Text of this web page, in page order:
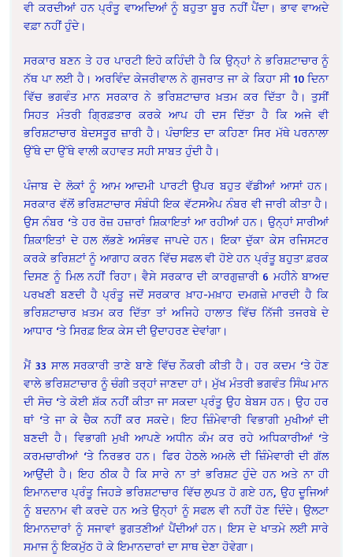
ਵੀ ਕਰਦੀਆਂ ਹਨ ਪ੍ਰੰਤੂ ਵਾਅਦਿਆਂ ਨੂੰ ਬਹੁਤਾ ਬੂਰ ਨਹੀਂ ਪੈਂਦਾ। ਭਾਵ ਵਾਅਦੇ
ਵਫ਼ਾ ਨਹੀਂ ਹੁੰਦੇ।
ਸਰਕਾਰ ਬਣਨ ਤੇ ਹਰ ਪਾਰਟੀ ਇਹੋ ਕਹਿੰਦੀ ਹੈ ਕਿ ਉਨ੍ਹਾਂ ਨੇ ਭਰਿਸ਼ਟਾਚਾਰ ਨੂੰ
ਨੱਥ ਪਾ ਲਈ ਹੈ। ਅਰਵਿੰਦ ਕੇਜਰੀਵਾਲ ਨੇ ਗੁਜਰਾਤ ਜਾ ਕੇ ਕਿਹਾ ਸੀ 10 ਦਿਨਾ
ਵਿੱਚ ਭਗਵੰਤ ਮਾਨ ਸਰਕਾਰ ਨੇ ਭਰਿਸ਼ਟਾਚਾਰ ਖ਼ਤਮ ਕਰ ਦਿੱਤਾ ਹੈ। ਤੁਸੀਂ
ਸਿਹਤ ਮੰਤਰੀ ਗ੍ਰਿਫ਼ਤਾਰ ਕਰਕੇ ਆਪ ਹੀ ਦਸ ਦਿੱਤਾ ਹੈ ਕਿ ਅਜੇ ਵੀ
ਭਰਿਸ਼ਟਾਚਾਰ ਬੇਦਸਤੂਰ ਜ਼ਾਰੀ ਹੈ। ਪੰਚਾਇਤ ਦਾ ਕਹਿਣਾ ਸਿਰ ਮੱਥੇ ਪਰਨਾਲਾ
ਉੱਥੇ ਦਾ ਉੱਥੇ ਵਾਲੀ ਕਹਾਵਤ ਸਹੀ ਸਾਬਤ ਹੁੰਦੀ ਹੈ।
ਪੰਜਾਬ ਦੇ ਲੋਕਾਂ ਨੂੰ ਆਮ ਆਦਮੀ ਪਾਰਟੀ ਉਪਰ ਬਹੁਤ ਵੱਡੀਆਂ ਆਸਾਂ ਹਨ।
ਸਰਕਾਰ ਵੱਲੋਂ ਭਰਿਸ਼ਟਾਚਾਰ ਸੰਬੰਧੀ ਇਕ ਵੱਟਸਐਪ ਨੰਬਰ ਵੀ ਜਾਰੀ ਕੀਤਾ ਹੈ।
ਉਸ ਨੰਬਰ ‘ਤੇ ਹਰ ਰੋਜ਼ ਹਜ਼ਾਰਾਂ ਸ਼ਿਕਾਇਤਾਂ ਆ ਰਹੀਆਂ ਹਨ। ਉਨ੍ਹਾਂ ਸਾਰੀਆਂ
ਸ਼ਿਕਾਇਤਾਂ ਦੇ ਹਲ ਲੱਭਣੇ ਅਸੰਭਵ ਜਾਪਦੇ ਹਨ। ਇਕਾ ਦੁੱਕਾ ਕੇਸ ਰਜਿਸਟਰ
ਕਰਕੇ ਭਰਿਸ਼ਟਾਂ ਨੂੰ ਆਗਾਹ ਕਰਨ ਵਿੱਚ ਸਫਲ ਵੀ ਹੋਏ ਹਨ ਪ੍ਰੰਤੂ ਬਹੁਤਾ ਫ਼ਰਕ
ਦਿਸਣ ਨੂੰ ਮਿਲ ਨਹੀਂ ਰਿਹਾ। ਵੈਸੇ ਸਰਕਾਰ ਦੀ ਕਾਰਗੁਜ਼ਾਰੀ 6 ਮਹੀਨੇ ਬਾਅਦ
ਪਰਖਣੀ ਬਣਦੀ ਹੈ ਪ੍ਰੰਤੂ ਜਦੋਂ ਸਰਕਾਰ ਖ਼ਾਹ-ਮਖ਼ਾਹ ਦਮਗਜ਼ੇ ਮਾਰਦੀ ਹੈ ਕਿ
ਭਰਿਸ਼ਟਾਚਾਰ ਖ਼ਤਮ ਕਰ ਦਿੱਤਾ ਤਾਂ ਅਜਿਹੇ ਹਾਲਾਤ ਵਿੱਚ ਨਿੱਜੀ ਤਜਰਬੇ ਦੇ
ਆਧਾਰ ‘ਤੇ ਸਿਰਫ਼ ਇਕ ਕੇਸ ਦੀ ਉਦਾਹਰਣ ਦੇਵਾਂਗਾ।
ਮੈਂ 33 ਸਾਲ ਸਰਕਾਰੀ ਤਾਣੇ ਬਾਣੇ ਵਿੱਚ ਨੌਕਰੀ ਕੀਤੀ ਹੈ। ਹਰ ਕਦਮ ‘ਤੇ ਹੋਣ
ਵਾਲੇ ਭਰਿਸ਼ਟਾਚਾਰ ਨੂੰ ਚੰਗੀ ਤਰ੍ਹਾਂ ਜਾਣਦਾ ਹਾਂ। ਮੁੱਖ ਮੰਤਰੀ ਭਗਵੰਤ ਸਿੰਘ ਮਾਨ
ਦੀ ਸੋਚ ‘ਤੇ ਕੋਈ ਸ਼ੱਕ ਨਹੀਂ ਕੀਤਾ ਜਾ ਸਕਦਾ ਪ੍ਰੰਤੂ ਉਹ ਬੇਬਸ ਹਨ। ਉਹ ਹਰ
ਥਾਂ ‘ਤੇ ਜਾ ਕੇ ਚੈਕ ਨਹੀਂ ਕਰ ਸਕਦੇ। ਇਹ ਜ਼ਿੰਮੇਵਾਰੀ ਵਿਭਾਗੀ ਮੁਖੀਆਂ ਦੀ
ਬਣਦੀ ਹੈ। ਵਿਭਾਗੀ ਮੁਖੀ ਆਪਣੇ ਅਧੀਨ ਕੰਮ ਕਰ ਰਹੇ ਅਧਿਕਾਰੀਆਂ ‘ਤੇ
ਕਰਮਚਾਰੀਆਂ ‘ਤੇ ਨਿਰਭਰ ਹਨ। ਫਿਰ ਹੇਠਲੇ ਅਮਲੇ ਦੀ ਜ਼ਿੰਮੇਵਾਰੀ ਦੀ ਗੱਲ
ਆਉਂਦੀ ਹੈ। ਇਹ ਠੀਕ ਹੈ ਕਿ ਸਾਰੇ ਨਾ ਤਾਂ ਭਰਿਸ਼ਟ ਹੁੰਦੇ ਹਨ ਅਤੇ ਨਾ ਹੀ
ਇਮਾਨਦਾਰ ਪ੍ਰੰਤੂ ਜਿਹੜੇ ਭਰਿਸ਼ਟਾਚਾਰ ਵਿੱਚ ਲੁਪਤ ਹੋ ਗਏ ਹਨ, ਉਹ ਦੂਜਿਆਂ
ਨੂੰ ਬਦਨਾਮ ਵੀ ਕਰਦੇ ਹਨ ਅਤੇ ਉਨ੍ਹਾਂ ਨੂੰ ਸਫਲ ਵੀ ਨਹੀਂ ਹੋਣ ਦਿੰਦੇ। ਉਲਟਾ
ਇਮਾਨਦਾਰਾਂ ਨੂੰ ਸਜਾਵਾਂ ਭੁਗਤਣੀਆਂ ਪੈਂਦੀਆਂ ਹਨ। ਇਸ ਦੇ ਖਾਤਮੇ ਲਈ ਸਾਰੇ
ਸਮਾਜ ਨੂੰ ਇਕਮੁੱਠ ਹੋ ਕੇ ਇਮਾਨਦਾਰਾਂ ਦਾ ਸਾਥ ਦੇਣਾ ਹੋਵੇਗਾ।